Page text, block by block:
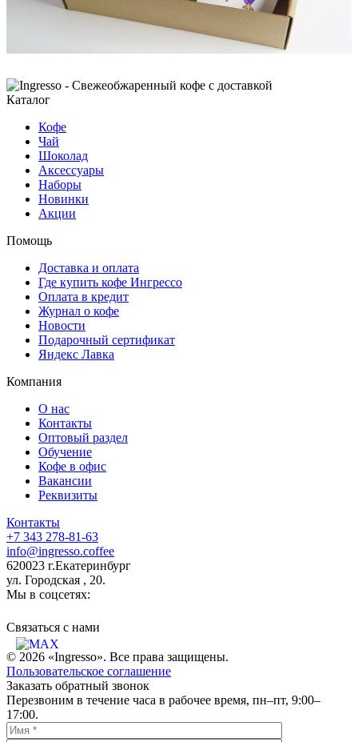
Каталог
Кофе
Чай
Шоколад
Аксессуары
Наборы
Новинки
Акции
Помощь
Доставка и оплата
Где купить кофе Ингрессо
Оплата в кредит
Журнал о кофе
Новости
Подарочный сертификат
Яндекс Лавка
Компания
О нас
Контакты
Оптовый раздел
Обучение
Кофе в офис
Вакансии
Реквизиты
Контакты
+7 343 278-81-63
info@ingresso.coffee
620023 г.Екатеринбург
ул. Городская , 20.
Мы в соцсетях:
Связаться c нами
© 2026 «Ingresso». Все права защищены.
Пользовательское соглашение
Заказать обратный звонок
Перезвоним в течение часа в рабочее время, пн–пт, 9:00–
17:00.